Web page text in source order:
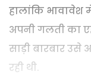
हालांकि भावावेश
अपनी गलती का
साड़ी बारबार
रही थी.